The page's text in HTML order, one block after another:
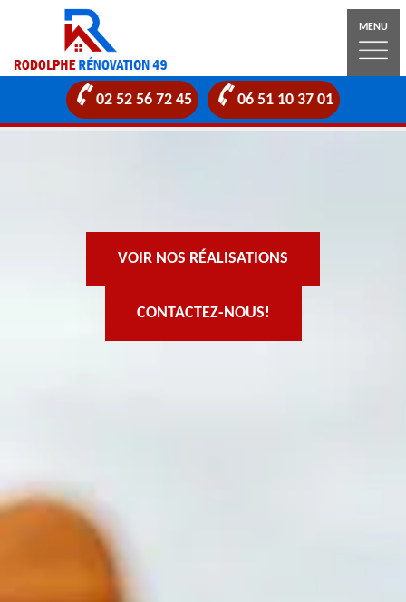
MENU
02 52 56 72 45 06 51 10 37 01
VOIR NOS RÉALISATIONS
CONTACTEZ-NOUS!